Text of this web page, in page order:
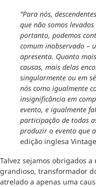
“Para nós,
que não somos
portanto, podemos
comum inobservado –
apresenta. Quanto
causas, mais delas
singularmente ou em
nós como igualmente
insignificância em
evento, e igualmente
participação de todas
produzir o evento que
edição inglesa
Talvez sejamos obrigados
grandioso, transformador
atrelado a apenas uma